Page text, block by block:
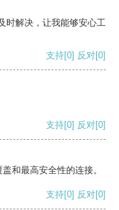
时解决，让我能够安心工
支持[0] 反对[0]
支持[0] 反对[0]
和最高安全性的连接。
支持[0] 反对[0]